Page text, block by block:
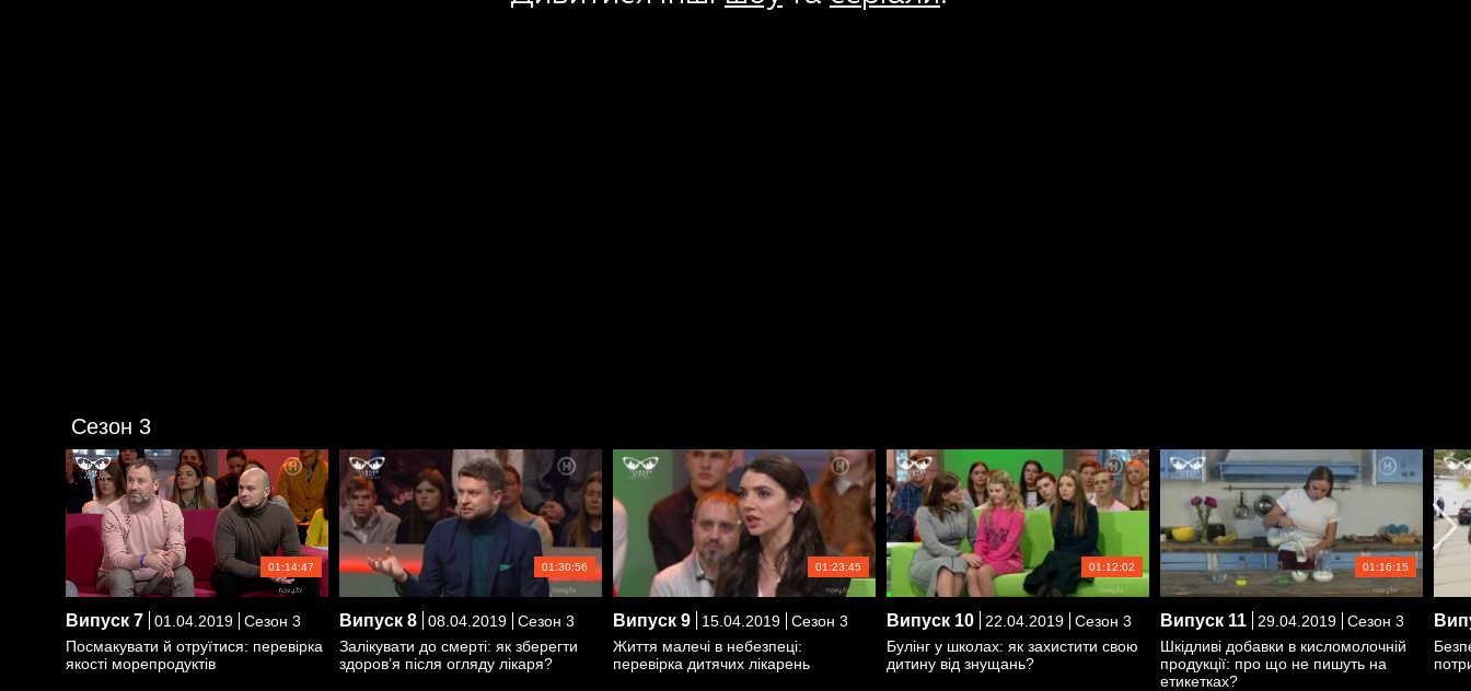
Сезон 3
01:14:47
Випуск 7 01.04.2019
Сезон 3
Посмакувати й отруїтися: перевірка
якості морепродуктів
01:30:56
Випуск 8 08.04.2019
Сезон 3
Залікувати до смерті: як зберегти
здоров’я після огляду лікаря?
01:23:45
Випуск 9 15.04.2019
Сезон 3
Життя малечі в небезпеці:
перевірка дитячих лікарень
01:12:02
Випуск 10 22.04.2019
Сезон 3
Булінг у школах: як захистити свою
дитину від знущань?
01:16:15
Випуск 11 29.04.2019
Сезон 3
Шкідливі добавки в кисломолочній
продукції: про що не пишуть на
етикетках?